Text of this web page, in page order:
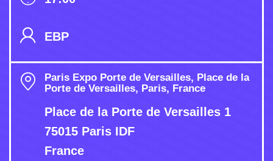
EBP
Paris Expo Porte de Versailles, Place de la
Porte de Versailles, Paris, France
Place de la Porte de Versailles 1
75015 Paris IDF
France